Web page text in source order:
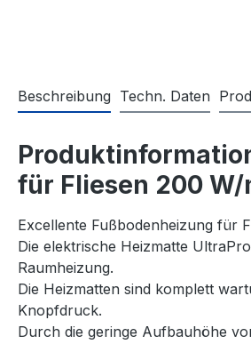
Beschreibung Techn. Daten
für Fliesen 200 W/
Excellente Fußbodenheizung für
Die elektrische Heizmatte
Raumheizung.
Die Heizmatten sind komplett
Knopfdruck.
Durch die geringe Aufbauhöhe